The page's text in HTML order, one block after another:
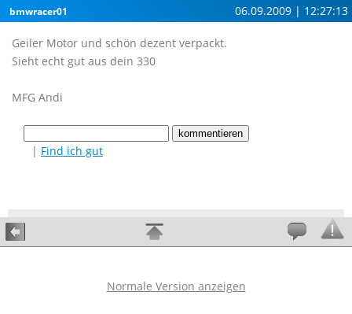
bmwracer01 06.09.2009 | 12:27:13
Geiler Motor und schön dezent verpackt.
Sieht echt gut aus dein 330
MFG Andi
| Find ich gut
Normale Version anzeigen